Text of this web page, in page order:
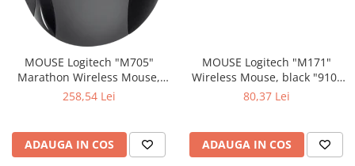
MOUSE Logitech "M705"
Marathon Wireless Mouse,
black "910-001949" (include
258,54 Lei
ADAUGA IN COS
MOUSE Logitech "M171"
Wireless Mouse, black "910-
80,37 Lei
ADAUGA IN COS